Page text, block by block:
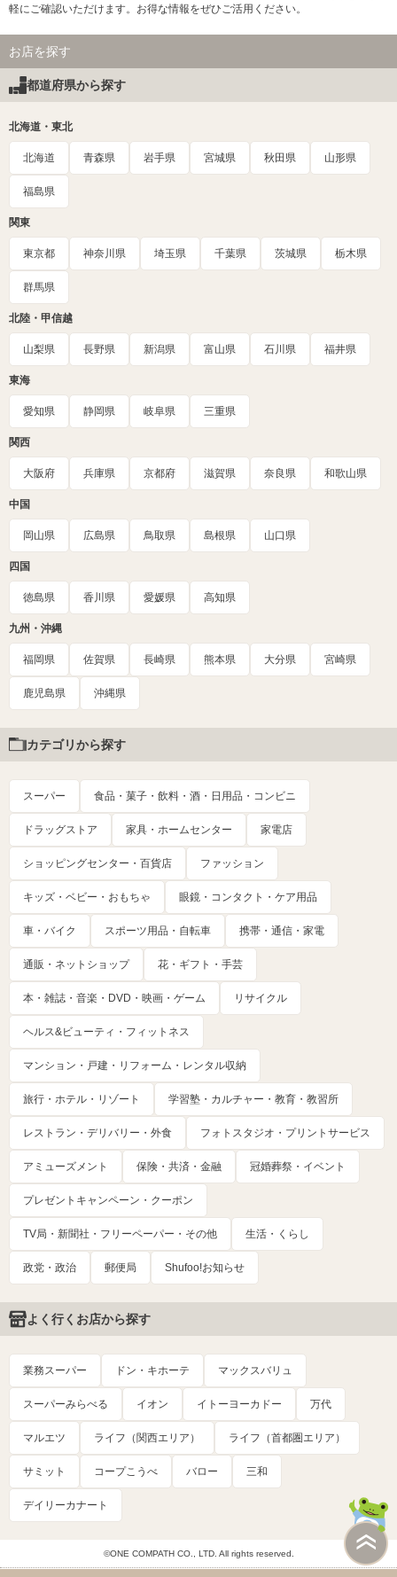
軽にご確認いただけます。お得な情報をぜひご活用ください。
お店を探す
都道府県から探す
北海道・東北
北海道 青森県 岩手県 宮城県 秋田県 山形県
福島県
関東
東京都 神奈川県 埼玉県 千葉県 茨城県 栃木県
群馬県
北陸・甲信越
山梨県 長野県 新潟県 富山県 石川県 福井県
東海
愛知県 静岡県 岐阜県 三重県
関西
大阪府 兵庫県 京都府 滋賀県 奈良県 和歌山県
中国
岡山県 広島県 鳥取県 島根県 山口県
四国
徳島県 香川県 愛媛県 高知県
九州・沖縄
福岡県 佐賀県 長崎県 熊本県 大分県 宮崎県
鹿児島県 沖縄県
カテゴリから探す
スーパー 食品・菓子・飲料・酒・日用品・コンビニ
ドラッグストア 家具・ホームセンター 家電店
ショッピングセンター・百貨店 ファッション
キッズ・ベビー・おもちゃ 眼鏡・コンタクト・ケア用品
車・バイク スポーツ用品・自転車 携帯・通信・家電
通販・ネットショップ 花・ギフト・手芸
本・雑誌・音楽・DVD・映画・ゲーム リサイクル
ヘルス&ビューティ・フィットネス
マンション・戸建・リフォーム・レンタル収納
旅行・ホテル・リゾート 学習塾・カルチャー・教育・教習所
レストラン・デリバリー・外食 フォトスタジオ・プリントサービス
アミューズメント 保険・共済・金融 冠婚葬祭・イベント
プレゼントキャンペーン・クーポン
TV局・新聞社・フリーペーパー・その他 生活・くらし
政党・政治 郵便局 Shufoo!お知らせ
よく行くお店から探す
業務スーパー ドン・キホーテ マックスバリュ
スーパーみらべる イオン イトーヨーカドー 万代
マルエツ ライフ（関西エリア） ライフ（首都圏エリア）
サミット コープこうべ バロー 三和
デイリーカナート
©ONE COMPATH CO., LTD. All rights reserved.